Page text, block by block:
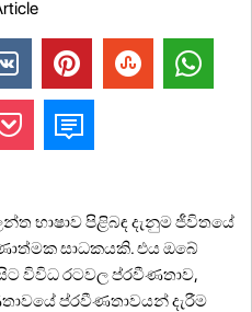
භාෂාව පිළිබඳ දැනුම ජීවිතයේ
සාධකයකි. එය ඔබේ
විවිධ රටවල ප්රවීණතාව,
ප්රවීණතාවයන් දැරීම